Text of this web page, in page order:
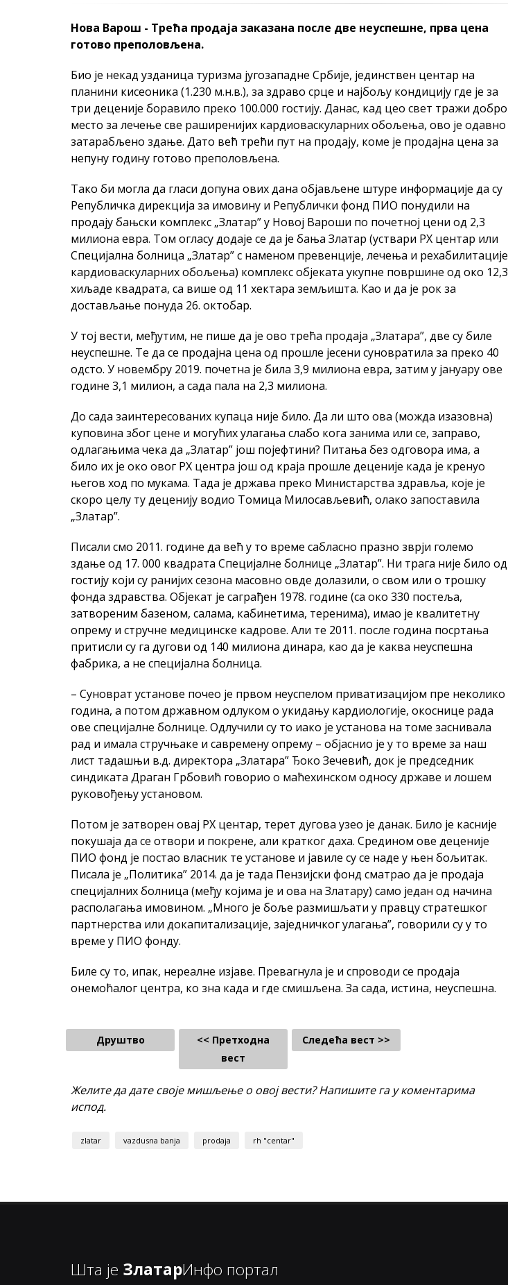
Нова Варош - Трећа продаја заказана после две неуспешне, прва цена
готово преполовљена.
Био је некад узданица туризма југозападне Србије, јединствен центар на
планини кисеоника (1.230 м.н.в.), за здраво срце и најбољу кондицију где је за
три деценије боравило преко 100.000 гостију. Данас, кад цео свет тражи добро
место за лечење све раширенијих кардиоваскуларних обољења, ово је одавно
затарабљено здање. Дато већ трећи пут на продају, коме је продајна цена за
непуну годину готово преполовљена.
Тако би могла да гласи допуна ових дана објављене штуре информације да су
Републичка дирекција за имовину и Републички фонд ПИО понудили на
продају бањски комплекс „Златар” у Новој Вароши по почетној цени од 2,3
милиона евра. Том огласу додаје се да је бања Златар (уствари РХ центар или
Специјална болница „Златар” с наменом превенције, лечења и рехабилитације
кардиоваскуларних обољења) комплекс објеката укупне површине од око 12,3
хиљаде квадрата, са више од 11 хектара земљишта. Као и да је рок за
достављање понуда 26. октобар.
У тој вести, међутим, не пише да је ово трећа продаја „Златара”, две су биле
неуспешне. Те да се продајна цена од прошле јесени суновратила за преко 40
одсто. У новембру 2019. почетна је била 3,9 милиона евра, затим у јануару ове
године 3,1 милион, а сада пала на 2,3 милиона.
До сада заинтересованих купаца није било. Да ли што ова (можда изазовна)
куповина због цене и могућих улагања слабо кога занима или се, заправо,
одлагањима чека да „Златар” још појефтини? Питања без одговора има, а
било их је око овог РХ центра још од краја прошле деценије када је кренуо
његов ход по мукама. Тада је држава преко Министарства здравља, које је
скоро целу ту деценију водио Томица Милосављевић, олако запоставила
„Златар”.
Писали смо 2011. године да већ у то време сабласно празно зврји големо
здање од 17. 000 квадрата Специјалне болнице „Златар”. Ни трага није било од
гостију који су ранијих сезона масовно овде долазили, о свом или о трошку
фонда здравства. Објекат је саграђен 1978. године (са око 330 постеља,
затвореним базеном, салама, кабинетима, теренима), имао је квалитетну
опрему и стручне медицинске кадрове. Али те 2011. после година посртања
притисли су га дугови од 140 милиона динара, као да је каква неуспешна
фабрика, а не специјална болница.
– Суноврат установе почео је првом неуспелом приватизацијом пре неколико
година, а потом државном одлуком о укидању кардиологије, окоснице рада
ове специјалне болнице. Одлучили су то иако је установа на томе заснивала
рад и имала стручњаке и савремену опрему – објаснио је у то време за наш
лист тадашњи в.д. директора „Златара” Ђоко Зечевић, док је председник
синдиката Драган Грбовић говорио о маћехинском односу државе и лошем
руковођењу установом.
Потом је затворен овај РХ центар, терет дугова узео је данак. Било је касније
покушаја да се отвори и покрене, али кратког даха. Средином ове деценије
ПИО фонд је постао власник те установе и јавиле су се наде у њен бољитак.
Писала је „Политика” 2014. да је тада Пензијски фонд сматрао да је продаја
специјалних болница (међу којима је и ова на Златару) само један од начина
располагања имовином. „Много је боље размишљати у правцу стратешког
партнерства или докапитализације, заједничког улагања”, говорили су у то
време у ПИО фонду.
Биле су то, ипак, нереалне изјаве. Превагнула је и спроводи се продаја
онемоћалог центра, ко зна када и где смишљена. За сада, истина, неуспешна.
Друштво
<< Претходна
вест
Следећа вест >>
Желите да дате своје мишљење о овој вести? Напишите га у коментарима
испод.
zlatar vazdusna banja prodaja rh "centar"
Шта је ЗлатарИнфо портал